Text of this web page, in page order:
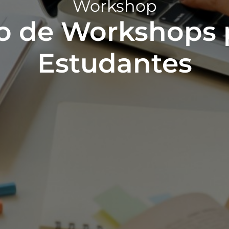
Workshop
de Workshops
Estudantes